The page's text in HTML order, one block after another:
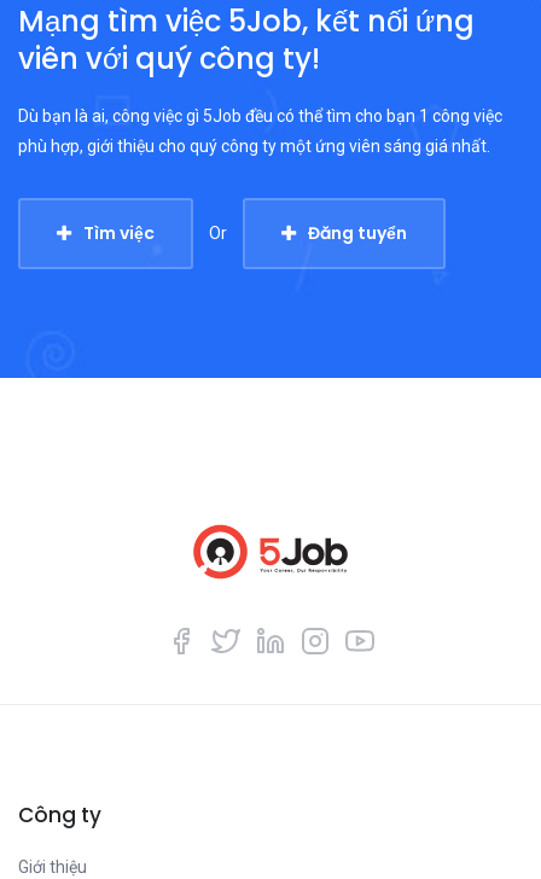
Mạng tìm việc 5Job, kết nối ứng
viên với quý công ty!
Dù bạn là ai, công việc gì 5Job đều có thể tìm cho bạn 1 công việc
phù hợp, giới thiệu cho quý công ty một ứng viên sáng giá nhất.
Tìm việc Or Đăng tuyển
Công ty
Giới thiệu